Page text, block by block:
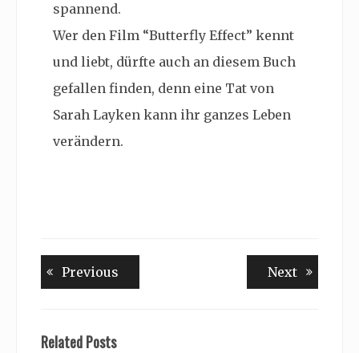
spannend.
Wer den Film “Butterfly Effect” kennt
und liebt, dürfte auch an diesem Buch
gefallen finden, denn eine Tat von
Sarah Layken kann ihr ganzes Leben
verändern.
Beitragsnavigation
Previous NextNext
Related Posts